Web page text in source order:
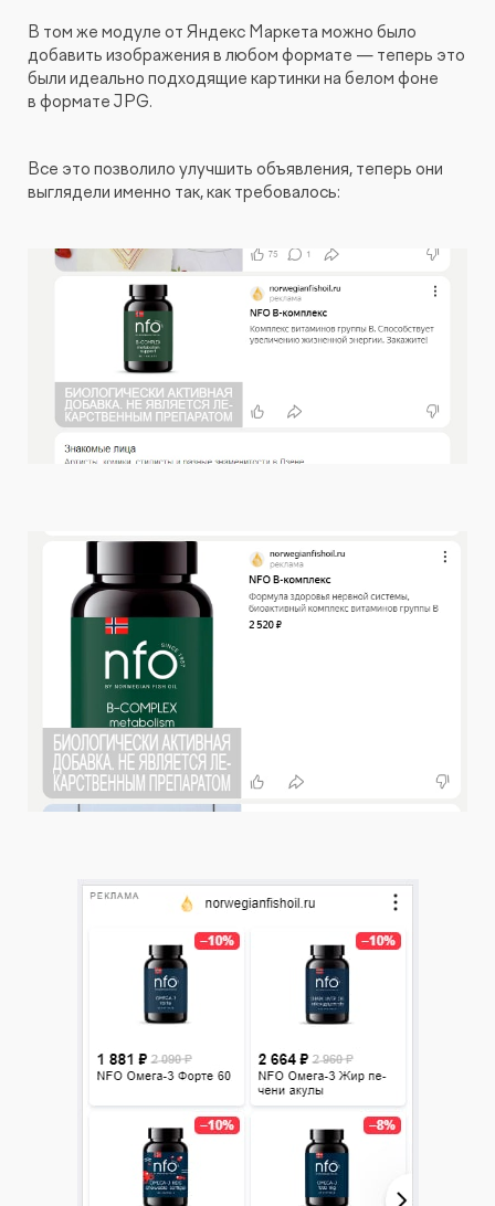
В том же модуле от Яндекс Маркета можно было
добавить изображения в любом формате — теперь это
были идеально подходящие картинки на белом фоне
в формате JPG.
Все это позволило улучшить объявления, теперь они
выглядели именно так, как требовалось: